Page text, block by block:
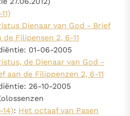
Dienaar van God - Brief
de Filipensen 2, 6-11
01-06-2005
de Dienaar van God -
aan de Filippenzen 2, 6-11
26-10-2005
14): Het octaaf van Pasen